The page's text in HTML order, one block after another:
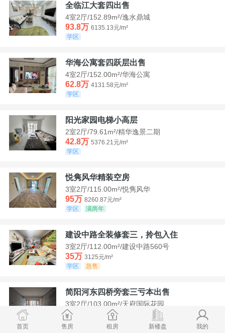
全临江大套四出售
4室2厅/152.89m²/逸水鼎城
93.8万 6135.13元/m²
学区
华海公寓套四跃层出售
4室2厅/152.00m²/华海公寓
62.8万 4131.58元/m²
学区
阳光家园电梯小高层
2室2厅/79.61m²/精华逸景二期
42.8万 5376.21元/m²
学区
悦隽风华精装空房
3室2厅/115.00m²/悦隽风华
95万 8260.87元/m²
学区
满两年
建设中路全装修套三，拎包入住
3室2厅/112.00m²/建设中路560号
35万 3125元/m²
学区
急售
简阳河东四桥旁套三亏本出售
3室2厅/103.00m²/天府国际花园
78.8万
7650.49元/m²
学区
首页 售房 租房 新楼盘 我的